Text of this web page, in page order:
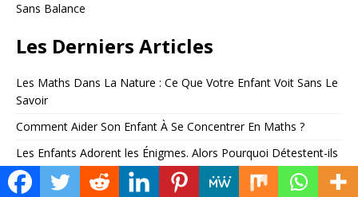
Sans Balance
Les Derniers Articles
Les Maths Dans La Nature : Ce Que Votre Enfant Voit Sans Le
Savoir
Comment Aider Son Enfant À Se Concentrer En Maths ?
Les Enfants Adorent les Énigmes. Alors Pourquoi Détestent-ils
les Maths ?